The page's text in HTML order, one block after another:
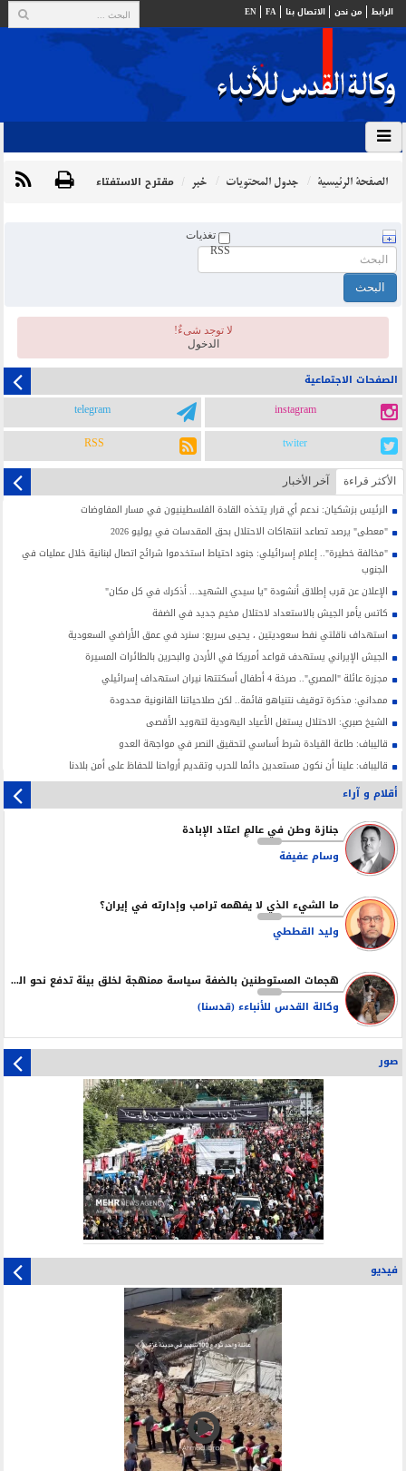
الرابط من نحن الاتصال بنا FA
EN
الصفحة الرئيسية جدول المحتويات خبر مقترح الاستفتاء
تغذيات
RSS
لا توجد شیءٌ!
الدخول
الصفحات الاجتماعية
instagram
telegram
twiter
RSS
الأکثر قراءة آخر الأخبار
الرئيس بزشكيان: ندعم أي قرار يتخذه القادة الفلسطينيون في مسار المفاوضات
"معطى" يرصد تصاعد انتهاكات الاحتلال بحق المقدسات في يوليو 2026
"مخالفة خطيرة".. إعلام إسرائيلي: جنود احتياط استخدموا شرائح اتصال لبنانية خلال عمليات في
الجنوب
الإعلان عن قرب إطلاق أنشودة "يا سيدي الشهيد... أذكرك في كل مكان"
كاتس يأمر الجيش بالاستعداد لاحتلال مخيم جديد في الضفة
استهداف ناقلتي نفط سعوديتين ، يحيى سريع: سنرد في عمق الأراضي السعودية
الجيش الإيراني يستهدف قواعد أمريكا في الأردن والبحرين بالطائرات المسيرة
مجزرة عائلة "المصري".. صرخة 4 أطفال أسكتتها نيران استهداف إسرائيلي
ممداني: مذكرة توقيف نتنياهو قائمة.. لكن صلاحياتنا القانونية محدودة
الشيخ صبري: الاحتلال يستغل الأعياد اليهودية لتهويد الأقصى
قاليباف: طاعة القيادة شرط أساسي لتحقيق النصر في مواجهة العدو
قاليباف: علينا أن نكون مستعدين دائما للحرب وتقديم أرواحنا للحفاظ على أمن بلادنا
أقلام و آراء
جنازة وطن في عالمٍ اعتاد الإبادة
وسام عفيفة
ما الشيء الذي لا يفهمه ترامب وإدارته في إيران؟
وليد القططي
هجمات المستوطنين بالضفة سياسة ممنهجة لخلق بيئة تدفع نحو التهجير
وكالة القدس للأنباءء (قدسنا)
صور
فيديو